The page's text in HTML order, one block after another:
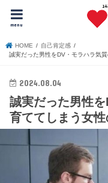
menu
HOME
自己肯定感
誠実だった男性をDV・モラハラ気
2024.08.04
誠実だった男性
育ててしまう女